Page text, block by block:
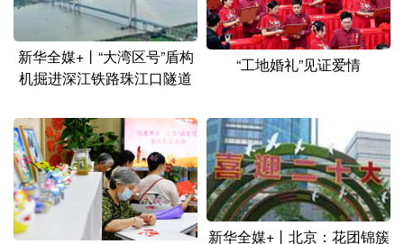
新华全媒+丨“大湾区号”盾构
机掘进深江铁路珠江口隧道
“工地婚礼”见证爱情
新华全媒+丨北京：花团锦簇